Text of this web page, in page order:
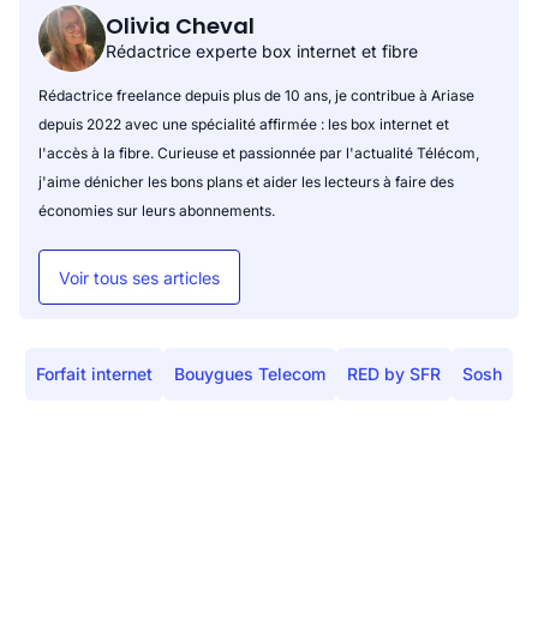
Olivia Cheval
Rédactrice experte box internet et fibre
Rédactrice freelance depuis plus de 10 ans, je contribue à Ariase
depuis 2022 avec une spécialité affirmée : les box internet et
l'accès à la fibre. Curieuse et passionnée par l'actualité Télécom,
j'aime dénicher les bons plans et aider les lecteurs à faire des
économies sur leurs abonnements.
Voir tous ses articles
Forfait internet Bouygues Telecom RED by SFR Sosh